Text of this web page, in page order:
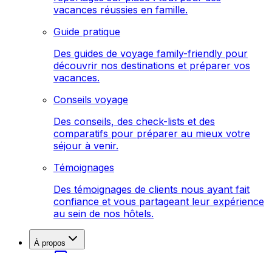
vacances réussies en famille.
Guide pratique
Des guides de voyage family-friendly pour
découvrir nos destinations et préparer vos
vacances.
Conseils voyage
Des conseils, des check-lists et des
comparatifs pour préparer au mieux votre
séjour à venir.
Témoignages
Des témoignages de clients nous ayant fait
confiance et vous partageant leur expérience
au sein de nos hôtels.
À propos